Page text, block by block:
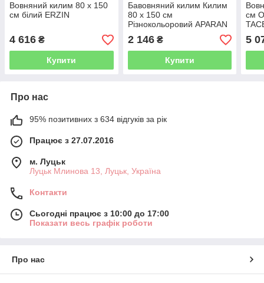
Вовняний килим 80 х 150
см білий ERZIN
4 616 ₴
Купити
Бавовняний килим Килим
80 x 150 см
Різнокольоровий APARAN
2 146₴
Купити
см
5
Про нас
95% позитивних з 634 відгуків за рік
Працює з 27.07.2016
м. Луцьк
Луцьк Млинова 13, Луцьк, Україна
Контакти
Сьогодні працює з 10:00 до 17:00
Показати весь графік роботи
Про нас